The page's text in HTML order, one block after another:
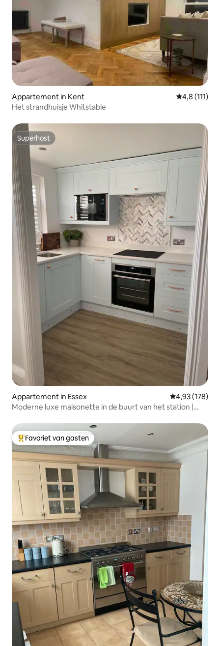
Appartement in Kent Gemiddelde
4,8 (111)
Het strandhuisje Whitstable
Superhost
Superhost
Appartement in Essex Gemiddelde
4,93 (178)
Moderne luxe maisonette in de buurt van het station |
Topfavoriet van gasten
Favoriet van gasten